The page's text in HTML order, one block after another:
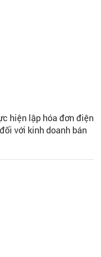
hiện lập hóa đơn điện
với kinh doanh bán